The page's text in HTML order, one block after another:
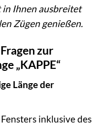
Ihnen ausbreitet
Zügen genießen.
zur
„KAPPE“
Länge der
inklusive des